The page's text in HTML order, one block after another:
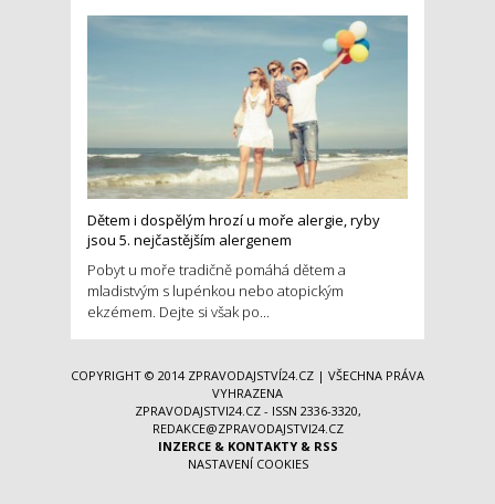
Dětem i dospělým hrozí u moře alergie, ryby
jsou 5. nejčastějším alergenem
Pobyt u moře tradičně pomáhá dětem a
mladistvým s lupénkou nebo atopickým
ekzémem. Dejte si však po...
COPYRIGHT © 2014 ZPRAVODAJSTVÍ24.CZ | VŠECHNA PRÁVA
VYHRAZENA
ZPRAVODAJSTVI24.CZ - ISSN 2336-3320,
REDAKCE@ZPRAVODAJSTVI24.CZ
INZERCE& KONTAKTY& RSS
NASTAVENÍ COOKIES